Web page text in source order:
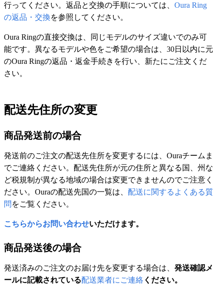
行ってください。返品と交換の手順については、 Oura Ring
の返品・交換を参照してください。
Oura Ringの直接交換は、同じモデルのサイズ違いでのみ可
能です。異なるモデルや色をご希望の場合は、30日以内に元
のOura Ringの返品・返金手続きを行い、新たにご注文くだ
さい。
配送先住所の変更
商品発送前の場合
発送前のご注文の配送先住所を変更するには、Ouraチームま
でご連絡ください。配送先住所が元の住所と異なる国、州な
ど税規制が異なる地域の場合は変更できませんのでご注意く
ださい。Ouraの配送先国の一覧は、 配送に関するよくある質
問 をご覧ください。
こちらからお問い合わせいただけます。
商品発送後の場合
発送済みのご注文のお届け先を変更する場合は、 発送確認メ
ールに記載されている配送業者にご連絡 ください。